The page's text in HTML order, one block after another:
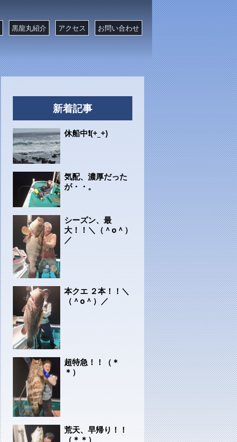
黒龍丸紹介 アクセス お問い合わせ
新着記事
休船中❗(+_+)
気配、濃厚だった
が・・。
シーズン、最
大！！＼（＾o＾）
／
本クエ ２本！！＼
（＾o＾）／
超特急！！（＊
＊）
荒天、早帰り！！
（＊＊）